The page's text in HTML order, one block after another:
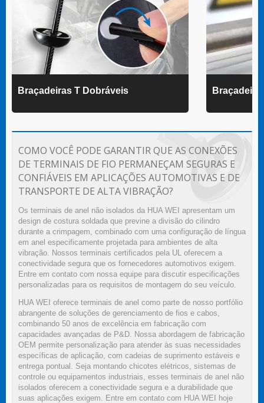
Braçadeiras T Dobráveis
COMO VOCÊ PODE GARANTIR QUE AS CONEXÕES
DE TERMINAIS DE FIO PERMANEÇAM SEGURAS E
CONFIÁVEIS EM APLICAÇÕES AUTOMOTIVAS E DE
TRANSPORTE DE ALTA VIBRAÇÃO?
Os terminais de anel não isolados da HUA WEI apresentam um
design de costura soldada que previne a divisão do cilindro
durante a crimpagem, combinado com uma configuração de língua
em anel especificamente projetada para ambientes de alta
vibração. Nossos terminais certificados pela UL oferecem a
conectividade segura que os fornecedores automotivos exigem.
Entre em contato com nossa equipe para discutir especificações
personalizadas para os requisitos de montagem do seu veículo.
HUA WEI oferece terminais de anel como parte de nosso portfólio
abrangente de soluções de gerenciamento de fios e cabos,
combinando 50 anos de excelência em fabricação com
capacidades avançadas de P&D. Nossa abordagem de fabricação
OEM permite personalização para atender às suas necessidades
específicas de aplicação, com cadeias de suprimento estáveis e
entrega pontual. Seja montando chicotes elétricos, sistemas de
controle ou equipamentos industriais, esses terminais de anel não
isolados oferecem a conectividade segura e a durabilidade que
suas aplicações exigem. Entre em contato com HUA WEI hoje